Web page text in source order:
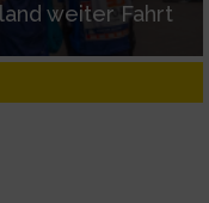
weiter Fahrt